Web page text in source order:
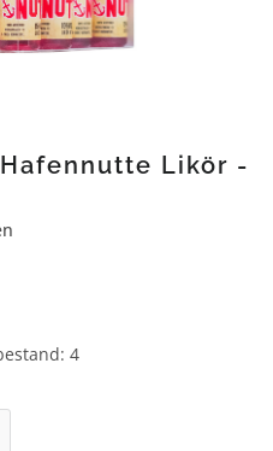
Likör -
4.6 von 5 Sternen
4
den gewünschten